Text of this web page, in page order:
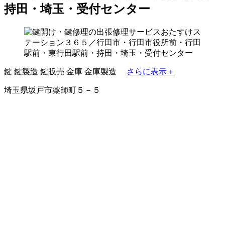
持田・埼玉・受付センター
鍵 鍵製造 鍵販売 金庫 金庫製造 さらに表示＋
埼玉県坂戸市薬師町５－５